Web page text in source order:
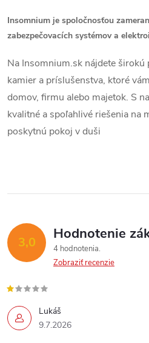
Insomnium je spoločnosťou
zabezpečovacích systémov a
Na Insomnium.sk nájdete
kamier a príslušenstva, ktoré
domov, firmu alebo majetok. S
kvalitné a spoľahlivé riešenia na
poskytnú pokoj v duši
3,0 Hodnotenie
4 hodnotenia
Zobraziť recenzie
Lukáš
9.7.2026